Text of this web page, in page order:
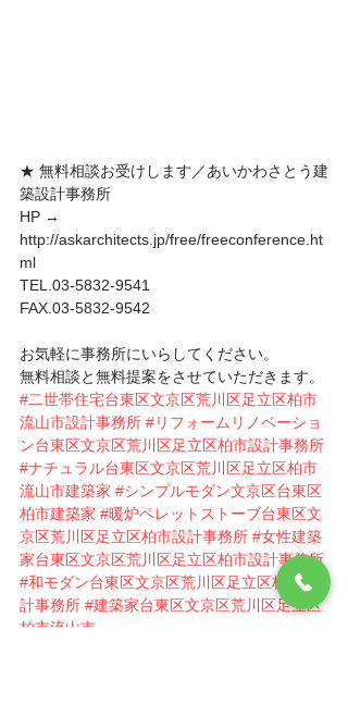
★ 無料相談お受けします／あいかわさとう建
築設計事務所
HP →
http://askarchitects.jp/free/freeconference.ht
ml
TEL.03-5832-9541
FAX.03-5832-9542
お気軽に事務所にいらしてください。
無料相談と無料提案をさせていただきます。
#二世帯住宅台東区文京区荒川区足立区柏市
流山市設計事務所 #リフォームリノベーショ
ン台東区文京区荒川区足立区柏市設計事務所
#ナチュラル台東区文京区荒川区足立区柏市
流山市建築家 #シンプルモダン文京区台東区
柏市建築家 #暖炉ペレットストーブ台東区文
京区荒川区足立区柏市設計事務所 #女性建築
家台東区文京区荒川区足立区柏市設計事務所
#和モダン台東区文京区荒川区足立区柏市設
計事務所 #建築家台東区文京区荒川区足立区
柏市流山市